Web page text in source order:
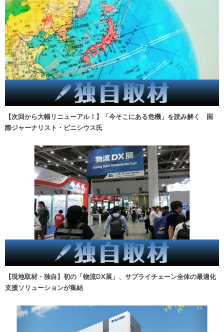
【次回から大幅リニューアル！】「今そこにある危機」を読み解く 国
際ジャーナリスト・ビニシウス氏
【現地取材・独自】初の「物流DX展」、サプライチェーン全体の最適化
支援ソリューションが集結